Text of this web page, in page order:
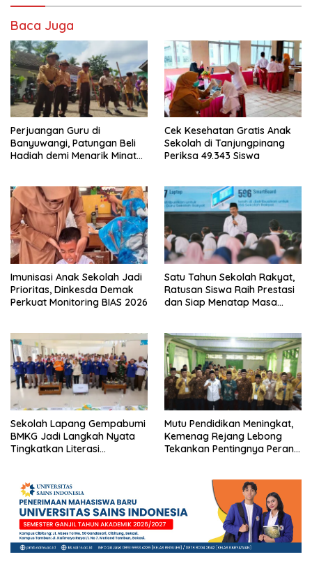
Baca Juga
Perjuangan Guru di
Banyuwangi, Patungan Beli
Hadiah demi Menarik Minat
Cek Kesehatan Gratis Anak
Sekolah di Tanjungpinang
Periksa 49.343 Siswa
Imunisasi Anak Sekolah Jadi
Prioritas, Dinkesda Demak
Perkuat Monitoring BIAS 2026
Satu Tahun Sekolah Rakyat,
Ratusan Siswa Raih Prestasi
dan Siap Menatap Masa
Sekolah Lapang Gempabumi
BMKG Jadi Langkah Nyata
Tingkatkan Literasi
Mutu Pendidikan Meningkat,
Kemenag Rejang Lebong
Tekankan Pentingnya Peran